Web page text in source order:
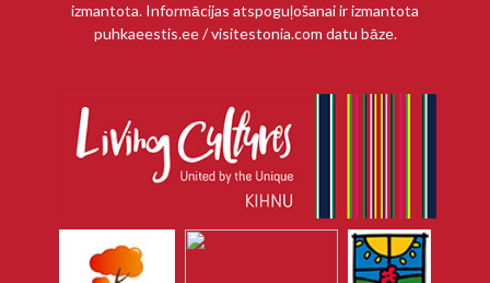
izmantota. Informācijas atspoguļošanai ir izmantota
puhkaeestis.ee / visitestonia.com datu bāze.